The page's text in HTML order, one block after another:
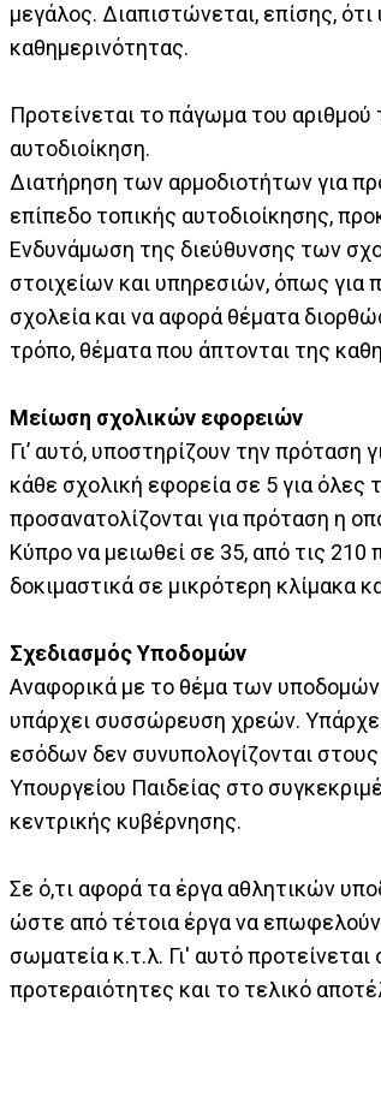
μεγάλος. Διαπιστώνεται, επίσης,
καθημερινότητας.
Προτείνεται το πάγωμα του
αυτοδιοίκηση.
Διατήρηση των αρμοδιοτήτων για
επίπεδο τοπικής αυτοδιοίκησης,
Ενδυνάμωση της διεύθυνσης των
στοιχείων και υπηρεσιών, όπως για
σχολεία και να αφορά θέματα
τρόπο, θέματα που άπτονται της
Μείωση σχολικών εφορειών
Γι’ αυτό, υποστηρίζουν την
κάθε σχολική εφορεία σε 5 για όλες
προσανατολίζονται για πρόταση η
Κύπρο να μειωθεί σε 35, από τις
δοκιμαστικά σε μικρότερη κλίμακα
Σχεδιασμός Υποδομών
Αναφορικά με το θέμα των υποδομών
υπάρχει συσσώρευση χρεών.
εσόδων δεν συνυπολογίζονται
Υπουργείου Παιδείας στο
κεντρικής κυβέρνησης.
Σε ό,τι αφορά τα έργα αθλητικών
ώστε από τέτοια έργα να
σωματεία κ.τ.λ. Γι' αυτό προτείνεται
προτεραιότητες και το τελικό